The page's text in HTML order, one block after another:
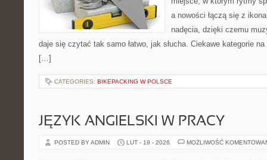
a nowości łączą się z
nadęcia, dzięki czemu
daje się czytać tak samo łatwo, jak słucha. Ciekawe kategorie
[…]
CATEGORIES: BIKEPACKING W POLSCE
JĘZYK ANGIELSKI W PRACY
POSTED BY ADMIN LUT - 19 - 2026 MOŻLIWOŚĆ